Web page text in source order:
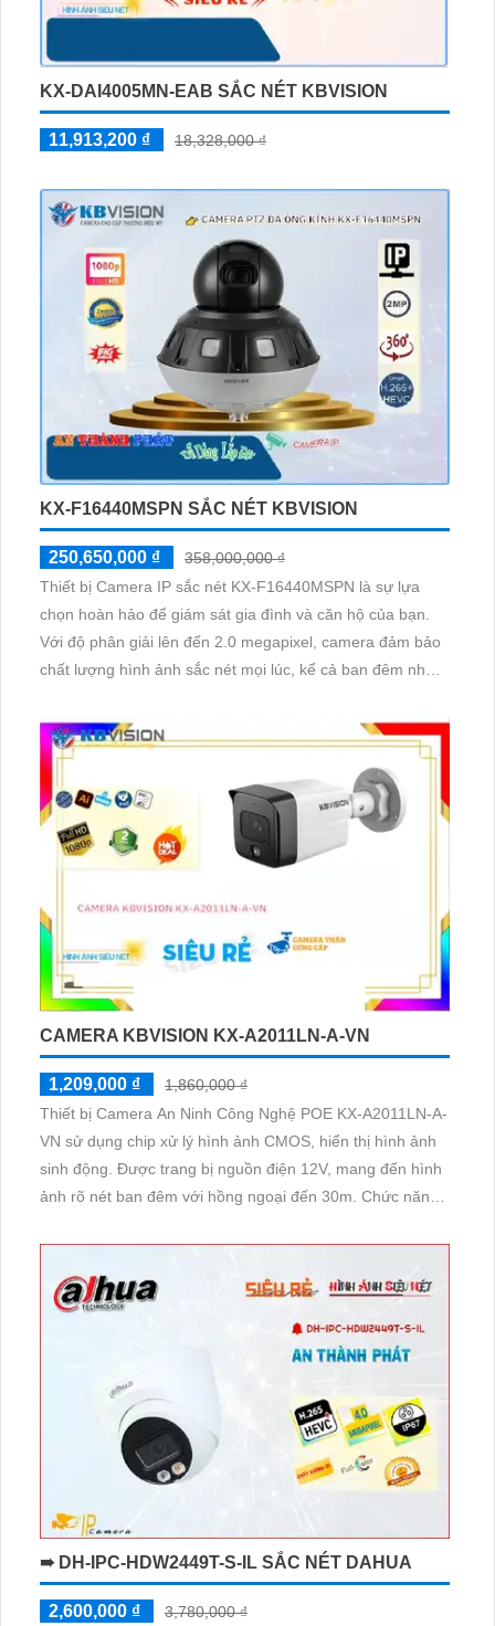
KX-DAI4005MN-EAB SẮC NÉT KBVISION
11,913,200 ₫ 18,328,000 ₫
KX-F16440MSPN SẮC NÉT KBVISION
250,650,000 ₫
358,000,000 ₫
Thiết bị Camera IP sắc nét KX-F16440MSPN là sự lựa
chọn hoàn hảo để giám sát gia đình và căn hộ của bạn.
Với độ phân giải lên đến 2.0 megapixel, camera đảm bảo
chất lượng hình ảnh sắc nét mọi lúc, kể cả ban đêm nhờ
tiên tiến, camera không bị giảm chất lượng hồng ngoại
SMD, mang lại khả năng xoay 360 độ và zoom giám sát
CAMERA KBVISION KX-A2011LN-A-VN
1,209,000 ₫
1,860,000 ₫
Thiết bị Camera An Ninh Công Nghệ POE KX-A2011LN-A-
VN sử dụng chip xử lý hình ảnh CMOS, hiển thị hình ảnh
sinh động. Được trang bị nguồn điện 12V, mang đến hình
ảnh rõ nét ban đêm với hồng ngoại đến 30m. Chức năng
H.265+ giúp tiết kiệm dung lượng lưu trữ
➠ DH-IPC-HDW2449T-S-IL SẮC NÉT DAHUA
2,600,000 ₫ 3,780,000 ₫